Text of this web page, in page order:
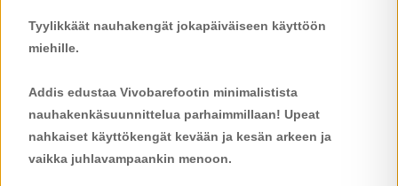
Tyylikkäät nauhakengät jokapäiväiseen käyttöön
miehille.
Addis edustaa Vivobarefootin minimalistista
nauhakenkäsuunnittelua parhaimmillaan! Upeat
nahkaiset käyttökengät kevään ja kesän arkeen ja
vaikka juhlavampaankin menoon.